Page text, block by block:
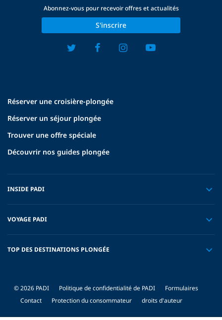
Réserver une croisière-plongée
Réserver un séjour plongée
Trouver une offre spéciale
Découvrir nos guides plongée
INSIDE PADI
VOYAGE PADI
TOP DES DESTINATIONS PLONGÉE
Abonnez-vous pour recevoir offres et actualités
S'inscrire
© 2026 PADI Politique de confidentialité de PADI
Formulaires
Contact
Protection du consommateur droits d'auteur